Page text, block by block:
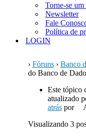
Torne-se
Newsletter
Fale
Política de
LOGIN
› Fóruns › Banco
do Banco de
Este tópico
atualizado
atráspor
Visualizando 3